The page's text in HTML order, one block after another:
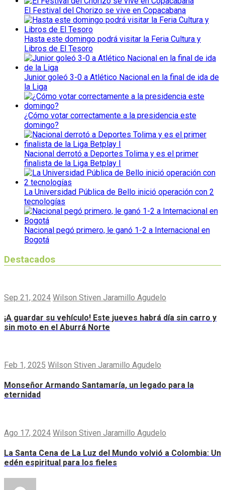
El Festival del Chorizo se vive en Copacabana
Hasta este domingo podrá visitar la Feria Cultura y
Libros de El Tesoro
Junior goleó 3-0 a Atlético Nacional en la final de ida de
la Liga
¿Cómo votar correctamente a la presidencia este
domingo?
Nacional derrotó a Deportes Tolima y es el primer
finalista de la Liga Betplay I
La Universidad Pública de Bello inició operación con 2
tecnologías
Nacional pegó primero, le ganó 1-2 a Internacional en
Bogotá
Destacados
Sep 21, 2024 Wilson Stiven Jaramillo Agudelo
¡A guardar su vehículo! Este jueves habrá día sin carro y
sin moto en el Aburrá Norte
Feb 1, 2025 Wilson Stiven Jaramillo Agudelo
Monseñor Armando Santamaría, un legado para la
eternidad
Ago 17, 2024 Wilson Stiven Jaramillo Agudelo
La Santa Cena de La Luz del Mundo volvió a Colombia: Un
edén espiritual para los fieles